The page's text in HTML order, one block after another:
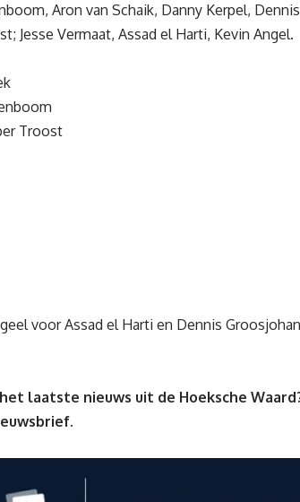
Aron van Schaik, Danny Kerpel,
Jesse Vermaat, Assad el Harti, Kevin Angel.
Troost
voor Assad el Harti en Dennis
laatste nieuws uit de Hoeksche